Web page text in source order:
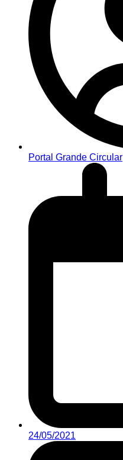
Portal Grande Circular
24/05/2021